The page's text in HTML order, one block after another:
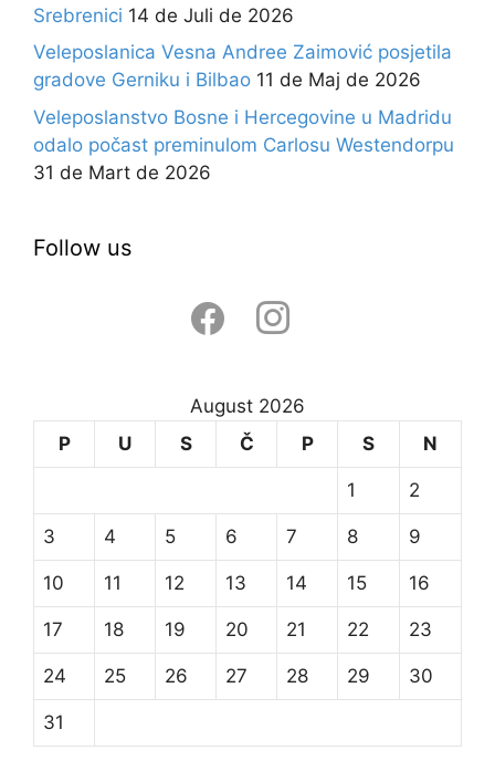
Srebrenici 14 de Juli de 2026
Veleposlanica Vesna Andree Zaimović posjetila
gradove Gerniku i Bilbao 11 de Maj de 2026
Veleposlanstvo Bosne i Hercegovine u Madridu
odalo počast preminulom Carlosu Westendorpu
31 de Mart de 2026
Follow us
facebookinstagram
August 2026
P
U S Č P S N
1 2
3 4 5 6 7 8 9
10 11 12 13 14 15 16
17 18 19 20 21 22 23
24 25 26 27 28 29 30
31